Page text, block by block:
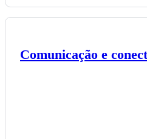
Comunicação e